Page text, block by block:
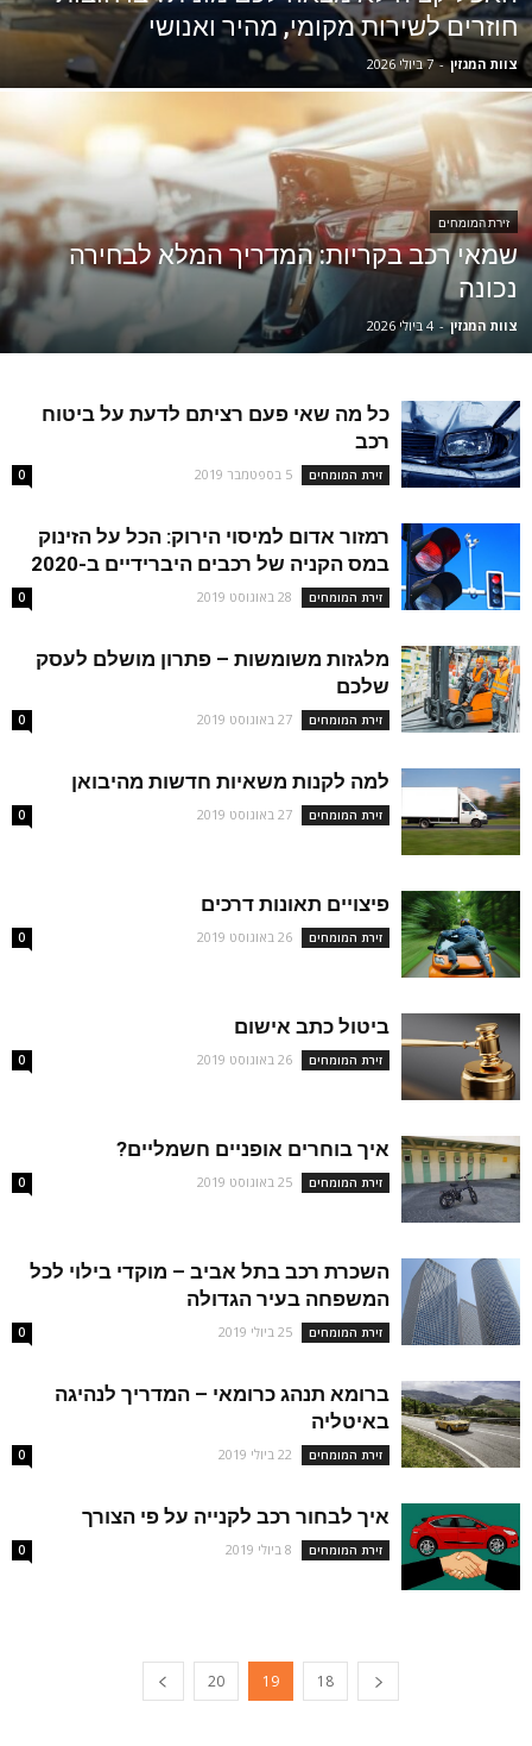
חוזרים לשירות מקומי, מהיר ואנושי
צוות המגזין - 7 ביולי 2026
זירת המומחים
שמאי רכב בקריות: המדריך המלא לבחירה
נכונה
צוות המגזין - 4 ביולי 2026
כל מה שאי פעם רציתם לדעת על ביטוח
רכב
זירת המומחים 5 בספטמבר 2019 0
רמזור אדום למיסוי הירוק: הכל על הזינוק
במס הקניה של רכבים היברידיים ב-2020
זירת המומחים 28 באוגוסט 2019 0
מלגזות משומשות – פתרון מושלם לעסק
שלכם
זירת המומחים 27 באוגוסט 2019 0
למה לקנות משאיות חדשות מהיבואן
זירת המומחים 27 באוגוסט 2019 0
פיצויים תאונות דרכים
זירת המומחים 26 באוגוסט 2019 0
ביטול כתב אישום
זירת המומחים 26 באוגוסט 2019 0
איך בוחרים אופניים חשמליים?
זירת המומחים 25 באוגוסט 2019 0
השכרת רכב בתל אביב – מוקדי בילוי לכל
המשפחה בעיר הגדולה
זירת המומחים 25 ביולי 2019 0
ברומא תנהג כרומאי – המדריך לנהיגה
באיטליה
זירת המומחים 22 ביולי 2019 0
איך לבחור רכב לקנייה על פי הצורך
זירת המומחים 8 ביולי 2019 0
18
19
20